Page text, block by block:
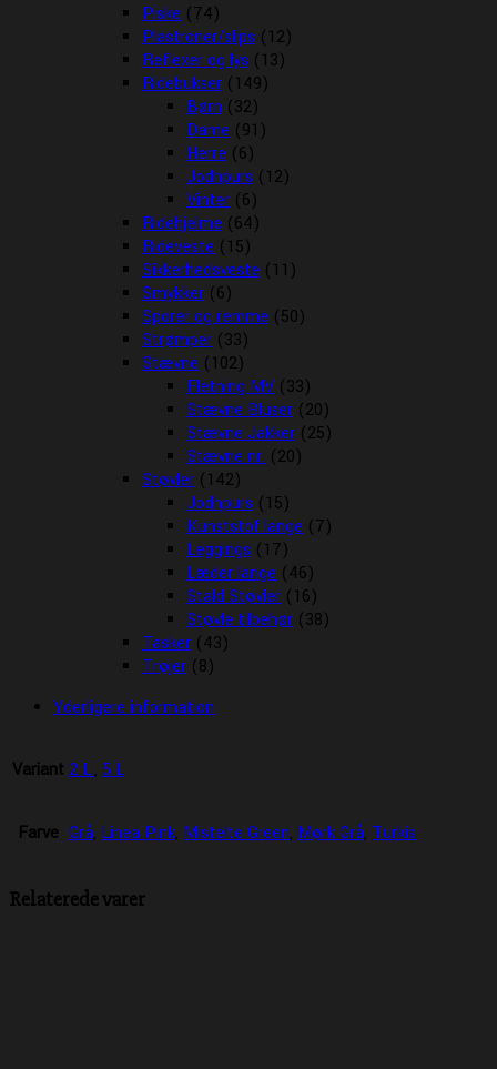
Piske (74)
Plastroner/slips (12)
Reflexer og lys (13)
Ridebukser (149)
Børn (32)
Dame (91)
Herre (6)
Jodhpurs (12)
Vinter (6)
Ridehjelme (64)
Rideveste (15)
Sikkerhedsveste (11)
Smykker (6)
Sporer og remme (50)
Strømper (33)
Stævne (102)
Fletning MV (33)
Stævne Bluser (20)
Stævne Jakker (25)
Stævne nr. (20)
Støvler (142)
Jodhpurs (15)
Kunststof lange (7)
Leggings (17)
Læder lange (46)
Stald Støvler (16)
Støvle tilbehør (38)
Tasker (43)
Trøjer (8)
Yderligere information
Variant 2 L., 5 L
Farve Grå, Linea Pink, Mistelte Green, Mørk Grå, Turkis
Relaterede varer